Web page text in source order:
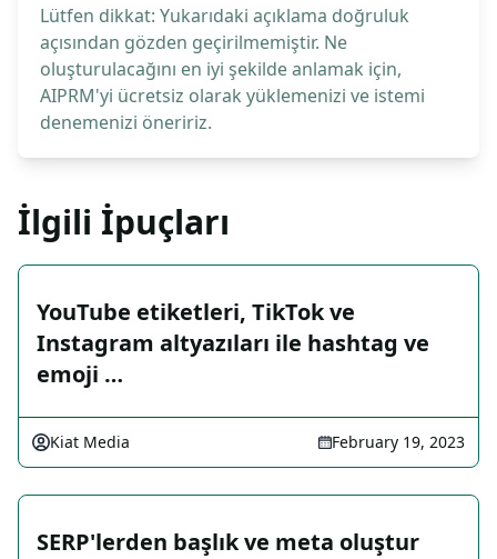
Lütfen dikkat: Yukarıdaki açıklama doğruluk
açısından gözden geçirilmemiştir. Ne
oluşturulacağını en iyi şekilde anlamak için,
AIPRM'yi ücretsiz olarak yüklemenizi ve istemi
denemenizi öneririz.
İlgili İpuçları
YouTube etiketleri, TikTok ve
Instagram altyazıları ile hashtag ve
emoji …
Kiat Media February 19, 2023
SERP'lerden başlık ve meta oluştur